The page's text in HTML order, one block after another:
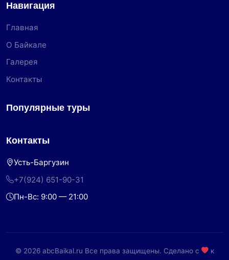
Навигация
Главная
О Байкале
Галерея
Контакты
Популярные туры
Контакты
Усть-Баргузин
+7(924) 651-90-31
Пн-Вс: 9:00 — 21:00
© 2026 abcBaikal.ru Все права защищены. Сделано с
к